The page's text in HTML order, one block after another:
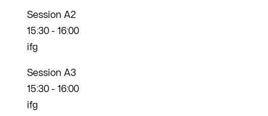
Session A2
15:30- 16:00
ifg
Session A3
15:30- 16:00
ifg